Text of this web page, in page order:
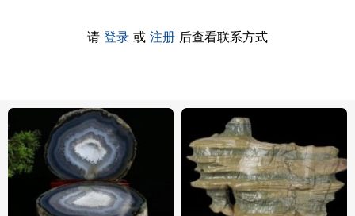
请 登录 或 注册 后查看联系方式